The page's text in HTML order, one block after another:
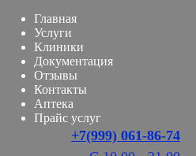
Главная
Услуги
Клиники
Документация
Отзывы
Контакты
Аптека
Прайс услуг
+7(999) 061-86-74